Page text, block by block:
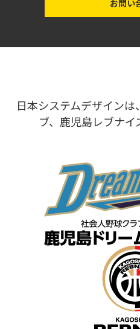
お問い
日本システムデザイン
ブ、鹿児島レブナ